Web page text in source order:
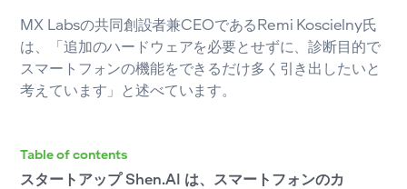
MX Labsの共同創設者兼CEOであるRemi Koscielny氏
は、「追加のハードウェアを必要とせずに、診断目的で
スマートフォンの機能をできるだけ多く引き出したいと
考えています」と述べています。
Table of contents
スタートアップ Shen.AI は、スマートフォンのカ